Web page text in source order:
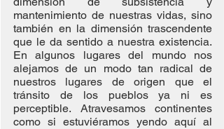
mantenimiento de nuestras vidas, sino
también en la dimensión trascendente
que le da sentido a nuestra existencia.
En algunos lugares del mundo nos
alejamos de un modo tan radical de
nuestros lugares de origen que el
tránsito de los pueblos ya ni es
perceptible. Atravesamos continentes
como si estuviéramos yendo aquí al